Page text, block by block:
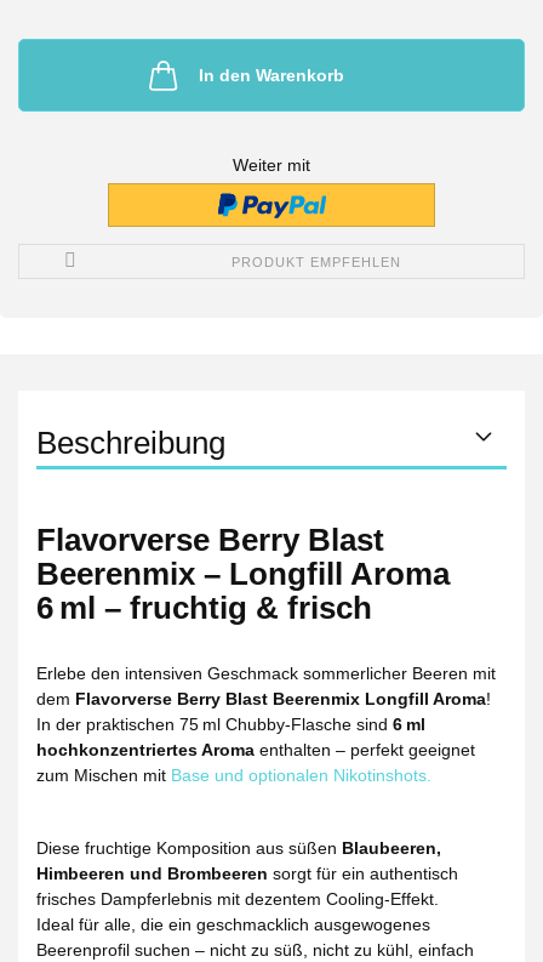
In den Warenkorb
Weiter mit
PRODUKT EMPFEHLEN
Beschreibung
Flavorverse Berry Blast
Beerenmix – Longfill Aroma
6 ml – fruchtig & frisch
Erlebe den intensiven Geschmack sommerlicher Beeren mit
dem Flavorverse Berry Blast Beerenmix Longfill Aroma!
In der praktischen 75 ml Chubby-Flasche sind 6 ml
hochkonzentriertes Aroma enthalten – perfekt geeignet
zum Mischen mit Base und optionalen Nikotinshots.
Diese fruchtige Komposition aus süßen Blaubeeren,
Himbeeren und Brombeeren sorgt für ein authentisch
frisches Dampferlebnis mit dezentem Cooling-Effekt.
Ideal für alle, die ein geschmacklich ausgewogenes
Beerenprofil suchen – nicht zu süß, nicht zu kühl, einfach